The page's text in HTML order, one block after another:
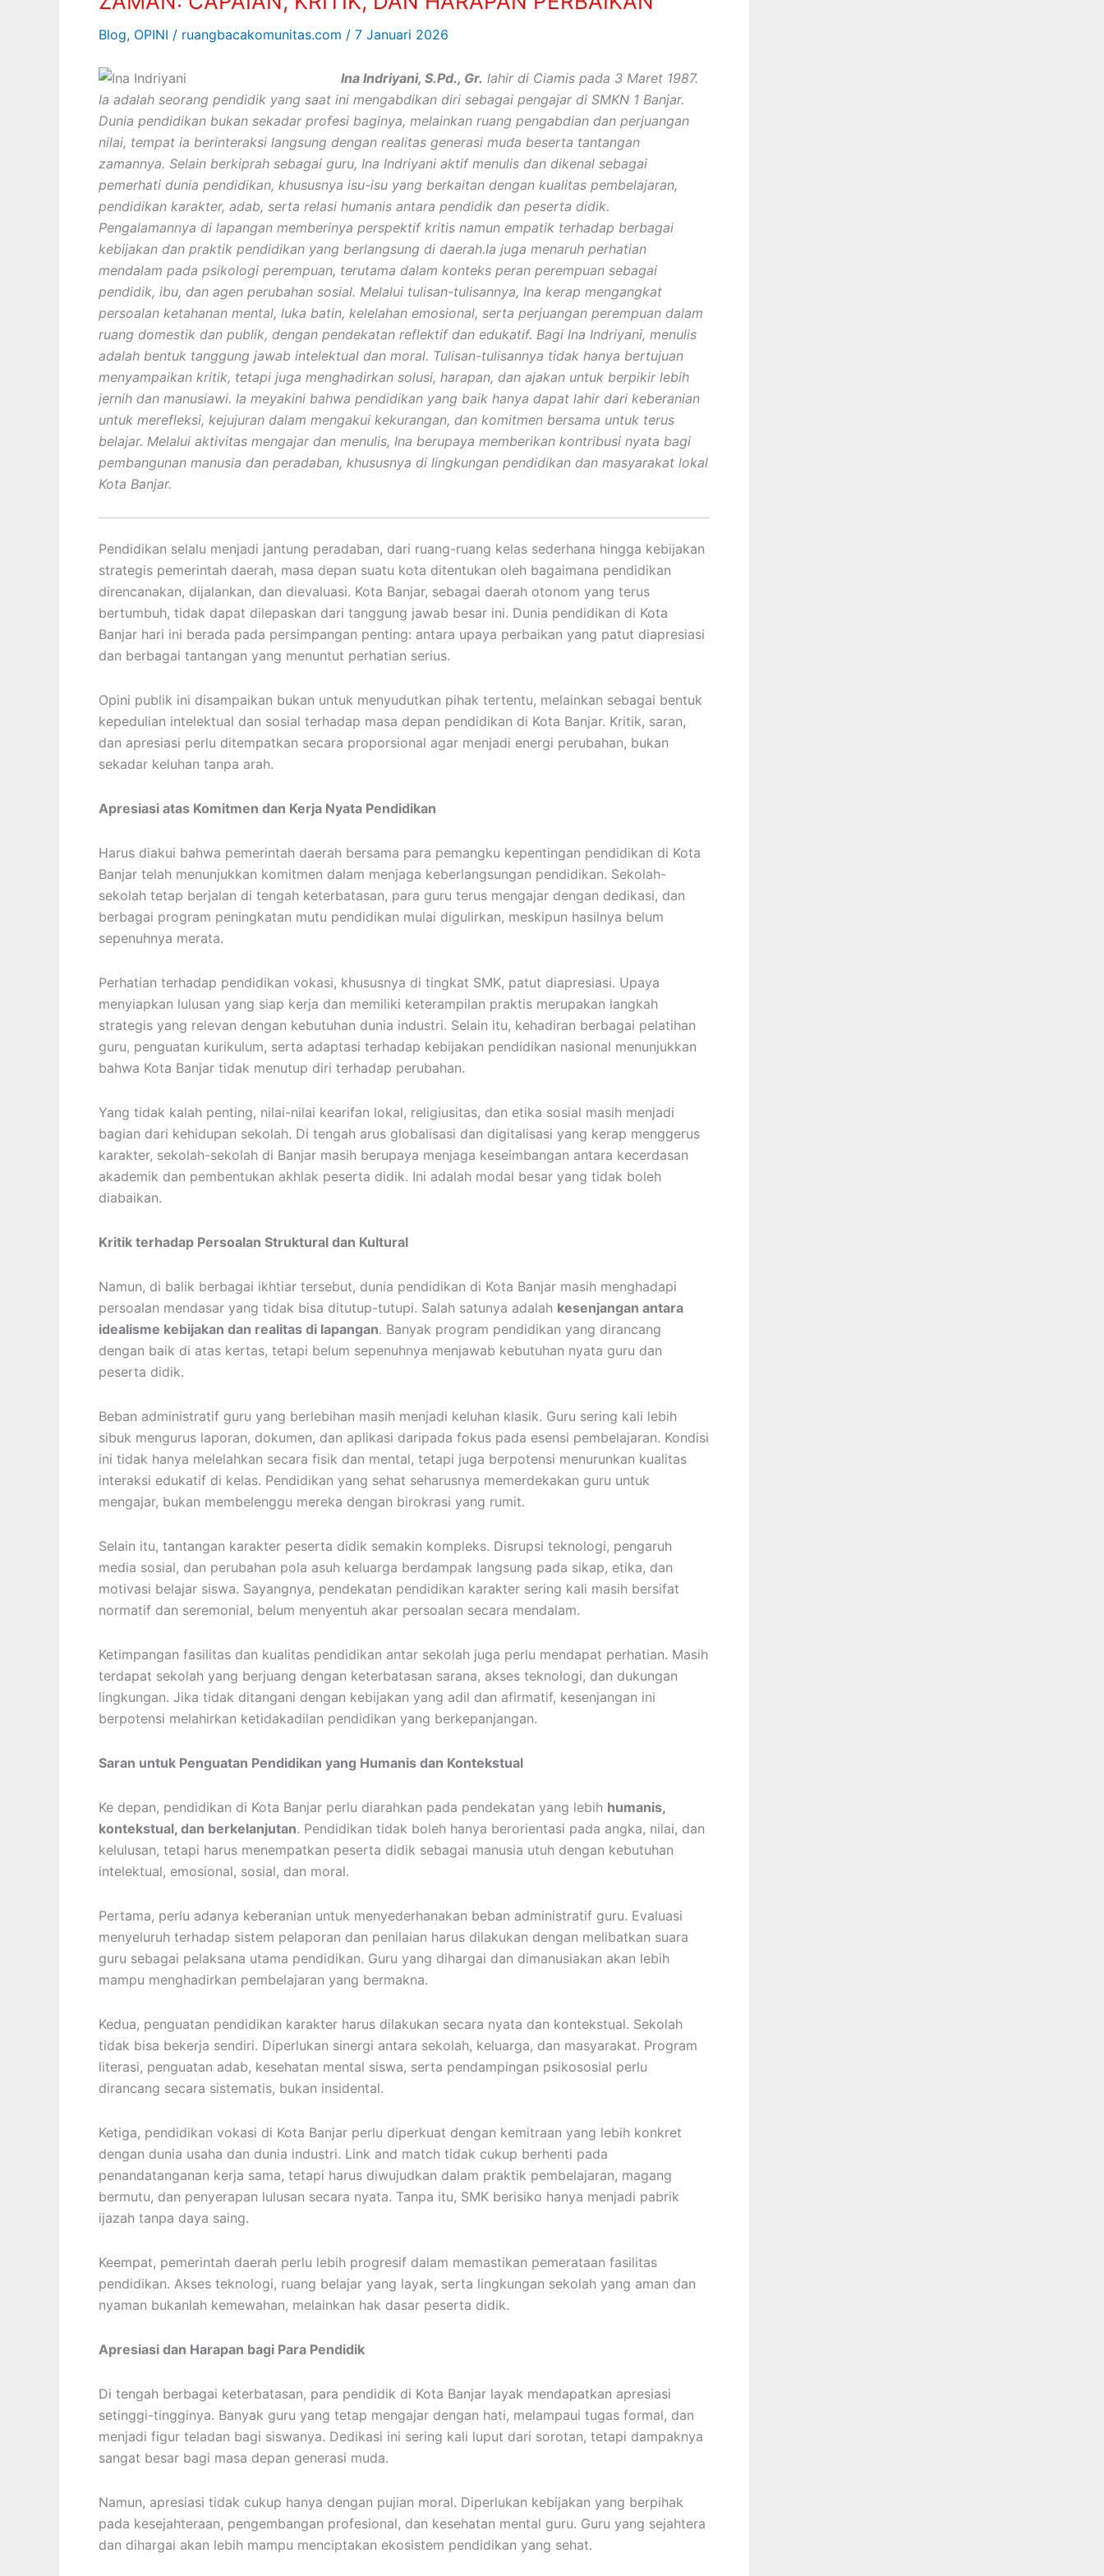
Blog, OPINI / ruangbacakomunitas.com / 7 Januari 2026
Ina Indriyani, S.Pd., Gr. lahir di Ciamis pada 3 Maret 1987.
Ia adalah seorang pendidik yang saat ini mengabdikan diri sebagai pengajar di SMKN 1 Banjar.
Dunia pendidikan bukan sekadar profesi baginya, melainkan ruang pengabdian dan perjuangan
nilai, tempat ia berinteraksi langsung dengan realitas generasi muda beserta tantangan
zamannya. Selain berkiprah sebagai guru, Ina Indriyani aktif menulis dan dikenal sebagai
pemerhati dunia pendidikan, khususnya isu-isu yang berkaitan dengan kualitas pembelajaran,
pendidikan karakter, adab, serta relasi humanis antara pendidik dan peserta didik.
Pengalamannya di lapangan memberinya perspektif kritis namun empatik terhadap berbagai
kebijakan dan praktik pendidikan yang berlangsung di daerah.Ia juga menaruh perhatian
mendalam pada psikologi perempuan, terutama dalam konteks peran perempuan sebagai
pendidik, ibu, dan agen perubahan sosial. Melalui tulisan-tulisannya, Ina kerap mengangkat
persoalan ketahanan mental, luka batin, kelelahan emosional, serta perjuangan perempuan dalam
ruang domestik dan publik, dengan pendekatan reflektif dan edukatif. Bagi Ina Indriyani, menulis
adalah bentuk tanggung jawab intelektual dan moral. Tulisan-tulisannya tidak hanya bertujuan
menyampaikan kritik, tetapi juga menghadirkan solusi, harapan, dan ajakan untuk berpikir lebih
jernih dan manusiawi. Ia meyakini bahwa pendidikan yang baik hanya dapat lahir dari keberanian
untuk merefleksi, kejujuran dalam mengakui kekurangan, dan komitmen bersama untuk terus
belajar. Melalui aktivitas mengajar dan menulis, Ina berupaya memberikan kontribusi nyata bagi
pembangunan manusia dan peradaban, khususnya di lingkungan pendidikan dan masyarakat lokal
Kota Banjar.
Pendidikan selalu menjadi jantung peradaban, dari ruang-ruang kelas sederhana hingga kebijakan
strategis pemerintah daerah, masa depan suatu kota ditentukan oleh bagaimana pendidikan
direncanakan, dijalankan, dan dievaluasi. Kota Banjar, sebagai daerah otonom yang terus
bertumbuh, tidak dapat dilepaskan dari tanggung jawab besar ini. Dunia pendidikan di Kota
Banjar hari ini berada pada persimpangan penting: antara upaya perbaikan yang patut diapresiasi
dan berbagai tantangan yang menuntut perhatian serius.
Opini publik ini disampaikan bukan untuk menyudutkan pihak tertentu, melainkan sebagai bentuk
kepedulian intelektual dan sosial terhadap masa depan pendidikan di Kota Banjar. Kritik, saran,
dan apresiasi perlu ditempatkan secara proporsional agar menjadi energi perubahan, bukan
sekadar keluhan tanpa arah.
Apresiasi atas Komitmen dan Kerja Nyata Pendidikan
Harus diakui bahwa pemerintah daerah bersama para pemangku kepentingan pendidikan di Kota
Banjar telah menunjukkan komitmen dalam menjaga keberlangsungan pendidikan. Sekolah-
sekolah tetap berjalan di tengah keterbatasan, para guru terus mengajar dengan dedikasi, dan
berbagai program peningkatan mutu pendidikan mulai digulirkan, meskipun hasilnya belum
sepenuhnya merata.
Perhatian terhadap pendidikan vokasi, khususnya di tingkat SMK, patut diapresiasi. Upaya
menyiapkan lulusan yang siap kerja dan memiliki keterampilan praktis merupakan langkah
strategis yang relevan dengan kebutuhan dunia industri. Selain itu, kehadiran berbagai pelatihan
guru, penguatan kurikulum, serta adaptasi terhadap kebijakan pendidikan nasional menunjukkan
bahwa Kota Banjar tidak menutup diri terhadap perubahan.
Yang tidak kalah penting, nilai-nilai kearifan lokal, religiusitas, dan etika sosial masih menjadi
bagian dari kehidupan sekolah. Di tengah arus globalisasi dan digitalisasi yang kerap menggerus
karakter, sekolah-sekolah di Banjar masih berupaya menjaga keseimbangan antara kecerdasan
akademik dan pembentukan akhlak peserta didik. Ini adalah modal besar yang tidak boleh
diabaikan.
Kritik terhadap Persoalan Struktural dan Kultural
Namun, di balik berbagai ikhtiar tersebut, dunia pendidikan di Kota Banjar masih menghadapi
persoalan mendasar yang tidak bisa ditutup-tutupi. Salah satunya adalah kesenjangan antara
idealisme kebijakan dan realitas di lapangan. Banyak program pendidikan yang dirancang
dengan baik di atas kertas, tetapi belum sepenuhnya menjawab kebutuhan nyata guru dan
peserta didik.
Beban administratif guru yang berlebihan masih menjadi keluhan klasik. Guru sering kali lebih
sibuk mengurus laporan, dokumen, dan aplikasi daripada fokus pada esensi pembelajaran. Kondisi
ini tidak hanya melelahkan secara fisik dan mental, tetapi juga berpotensi menurunkan kualitas
interaksi edukatif di kelas. Pendidikan yang sehat seharusnya memerdekakan guru untuk
mengajar, bukan membelenggu mereka dengan birokrasi yang rumit.
Selain itu, tantangan karakter peserta didik semakin kompleks. Disrupsi teknologi, pengaruh
media sosial, dan perubahan pola asuh keluarga berdampak langsung pada sikap, etika, dan
motivasi belajar siswa. Sayangnya, pendekatan pendidikan karakter sering kali masih bersifat
normatif dan seremonial, belum menyentuh akar persoalan secara mendalam.
Ketimpangan fasilitas dan kualitas pendidikan antar sekolah juga perlu mendapat perhatian. Masih
terdapat sekolah yang berjuang dengan keterbatasan sarana, akses teknologi, dan dukungan
lingkungan. Jika tidak ditangani dengan kebijakan yang adil dan afirmatif, kesenjangan ini
berpotensi melahirkan ketidakadilan pendidikan yang berkepanjangan.
Saran untuk Penguatan Pendidikan yang Humanis dan Kontekstual
Ke depan, pendidikan di Kota Banjar perlu diarahkan pada pendekatan yang lebih humanis,
kontekstual, dan berkelanjutan. Pendidikan tidak boleh hanya berorientasi pada angka, nilai, dan
kelulusan, tetapi harus menempatkan peserta didik sebagai manusia utuh dengan kebutuhan
intelektual, emosional, sosial, dan moral.
Pertama, perlu adanya keberanian untuk menyederhanakan beban administratif guru. Evaluasi
menyeluruh terhadap sistem pelaporan dan penilaian harus dilakukan dengan melibatkan suara
guru sebagai pelaksana utama pendidikan. Guru yang dihargai dan dimanusiakan akan lebih
mampu menghadirkan pembelajaran yang bermakna.
Kedua, penguatan pendidikan karakter harus dilakukan secara nyata dan kontekstual. Sekolah
tidak bisa bekerja sendiri. Diperlukan sinergi antara sekolah, keluarga, dan masyarakat. Program
literasi, penguatan adab, kesehatan mental siswa, serta pendampingan psikososial perlu
dirancang secara sistematis, bukan insidental.
Ketiga, pendidikan vokasi di Kota Banjar perlu diperkuat dengan kemitraan yang lebih konkret
dengan dunia usaha dan dunia industri. Link and match tidak cukup berhenti pada
penandatanganan kerja sama, tetapi harus diwujudkan dalam praktik pembelajaran, magang
bermutu, dan penyerapan lulusan secara nyata. Tanpa itu, SMK berisiko hanya menjadi pabrik
ijazah tanpa daya saing.
Keempat, pemerintah daerah perlu lebih progresif dalam memastikan pemerataan fasilitas
pendidikan. Akses teknologi, ruang belajar yang layak, serta lingkungan sekolah yang aman dan
nyaman bukanlah kemewahan, melainkan hak dasar peserta didik.
Apresiasi dan Harapan bagi Para Pendidik
Di tengah berbagai keterbatasan, para pendidik di Kota Banjar layak mendapatkan apresiasi
setinggi-tingginya. Banyak guru yang tetap mengajar dengan hati, melampaui tugas formal, dan
menjadi figur teladan bagi siswanya. Dedikasi ini sering kali luput dari sorotan, tetapi dampaknya
sangat besar bagi masa depan generasi muda.
Namun, apresiasi tidak cukup hanya dengan pujian moral. Diperlukan kebijakan yang berpihak
pada kesejahteraan, pengembangan profesional, dan kesehatan mental guru. Guru yang sejahtera
dan dihargai akan lebih mampu menciptakan ekosistem pendidikan yang sehat.
TANTANGAN
CAPAIAN,
KRITIK,
DAN
HARAPAN
PERBAIKAN